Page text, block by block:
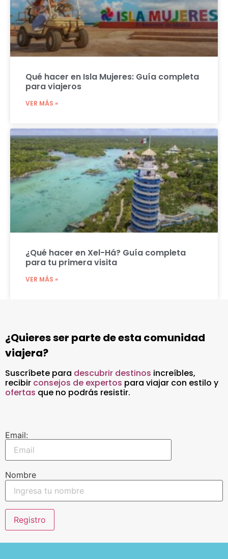
Qué hacer en Isla Mujeres: Guía completa
para viajeros
VER MÁS »
¿Qué hacer en Xel-Há? Guía completa
para tu primera visita
VER MÁS »
¿Quieres ser parte de esta comunidad
viajera?
Suscríbete para descubrir destinos increíbles,
recibir consejos de expertos para viajar con estilo y
ofertas que no podrás resistir.
Email:
Nombre